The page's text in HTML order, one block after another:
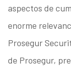
aspectos de
enorme
Prosegur
de Prosegur,